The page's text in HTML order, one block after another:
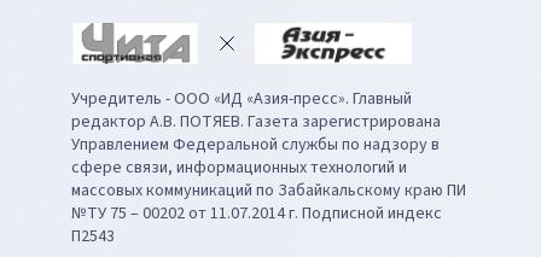
Учредитель - ООО «ИД «Азия-пресс». Главный
редактор А.В. ПОТЯЕВ. Газета зарегистрирована
Управлением Федеральной службы по надзору в
сфере связи, информационных технологий и
массовых коммуникаций по Забайкальскому краю ПИ
№ТУ 75 – 00202 от 11.07.2014 г. Подписной индекс
П2543